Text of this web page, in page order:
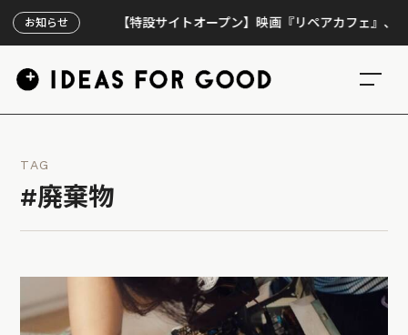
お知らせ【特設サイトオープン】映画『リペアカフェ』、上映300
TAG
#廃棄物